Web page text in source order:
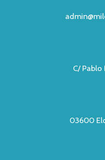
C/ Pablo
03600